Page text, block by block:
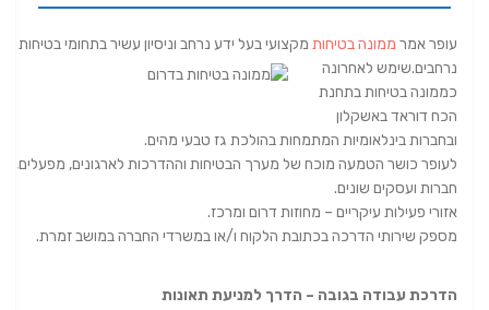
עופר אמר ממונה בטיחות מקצועי בעל ידע נרחב וניסיון עשיר בתחומי בטיחות
נרחבים.שימש לאחרונה
כממונה בטיחות בתחנת
הכח דוראד באשקלון
ובחברות בינלאומיות המתמחות בהולכת גז טבעי מהים.
לעופר כושר הטמעה מוכח של מערך הבטיחות וההדרכות לארגונים, מפעלים,
חברות ועסקים שונים.
אזורי פעילות עיקריים – מחוזות דרום ומרכז.
מספק שירותי הדרכה בכתובת הלקוח ו/או במשרדי החברה במושב זמרת.
הדרכת עבודה בגובה – הדרך למניעת תאונות